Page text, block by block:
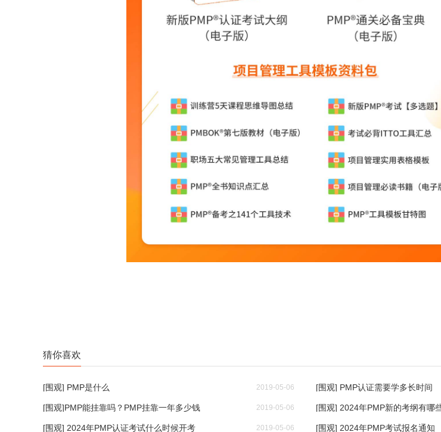
猜你喜欢
[围观] PMP是什么 2019-05-06 [围观] PMP认证需要学多长时间
[围观]PMP能挂靠吗？PMP挂靠一年多少钱 2019-05-06 [围观] 2024年PMP新的考纲有哪
[围观] 2024年PMP认证考试什么时候开考 2019-05-06 [围观] 2024年PMP考试报名通知